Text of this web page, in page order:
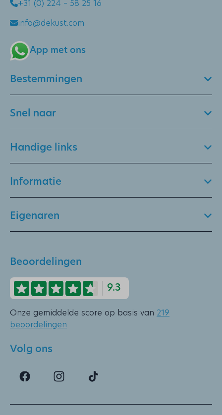
+31 (0) 224 – 58 25 16
info@dekust.com
App met ons
Bestemmingen
Snel naar
Handige links
Informatie
Eigenaren
Beoordelingen
9.3
Onze gemiddelde score op basis van 219
beoordelingen
Volg ons